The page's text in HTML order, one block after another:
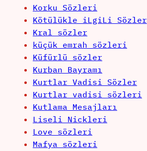
Korku Sözleri
Kötülükle iLgiLi Sözler
Kral sözler
küçük emrah sözleri
Küfürlü sözler
Kurban Bayramı
Kurtlar Vadisi Sözler
Kurtlar vadisi sözleri
Kutlama Mesajları
Liseli Nickleri
Love sözleri
Mafya sözleri